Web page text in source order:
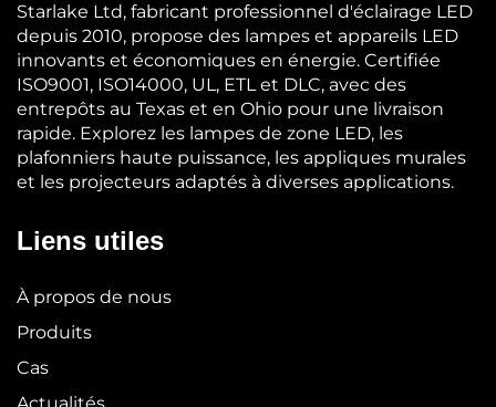
Starlake Ltd, fabricant professionnel d'éclairage LED
depuis 2010, propose des lampes et appareils LED
innovants et économiques en énergie. Certifiée
ISO9001, ISO14000, UL, ETL et DLC, avec des
entrepôts au Texas et en Ohio pour une livraison
rapide. Explorez les lampes de zone LED, les
plafonniers haute puissance, les appliques murales
et les projecteurs adaptés à diverses applications.
Liens utiles
À propos de nous
Produits
Cas